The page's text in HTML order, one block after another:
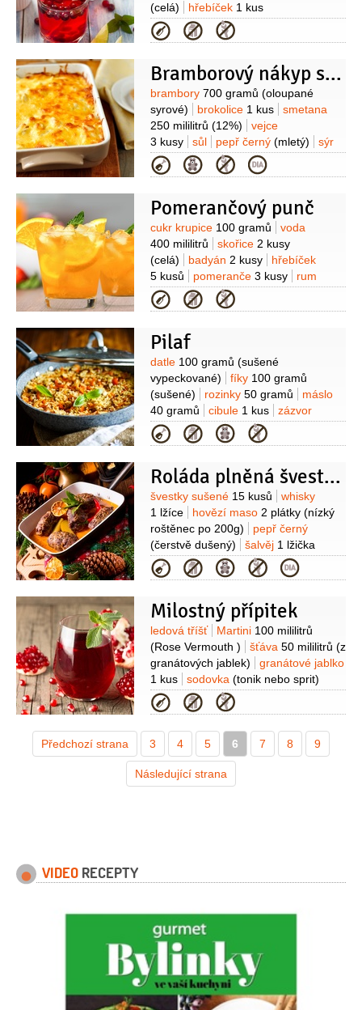
(celá)
hřebíček 1 kus
Kategorie
Bramborový nákyp s krevetami
Suroviny
brambory 700 gramů (oloupané
syrové)
brokolice 1 kus
smetana
250 mililitrů (12%)
vejce
3 kusy
sůl pepř černý (mletý)
sýr
Čedar100 gramů
(nastrouhaný)
krevety200 gramů
vymazání formy)
Kategorie
Pomerančový punč
Suroviny
cukr krupice 100 gramů
voda
400 mililitrů
skořice 2 kusy
(celá)
badyán 2 kusy
hřebíček
5 kusů
pomeranče 3 kusy
rum
hnědý - tuzemský
1 kus
Kategorie
Pilaf
Suroviny
datle 100 gramů (sušené
vypeckované)
fíky 100 gramů
(sušené)
rozinky 50 gramů
máslo
40 gramů
cibule 1 kus
zázvor
40 gramů
(čerstvý oloupaný)
maso250 gramů
1 lžička
paprika feferonka1 kus
Kategorie
Roláda plněná švestkami
Suroviny
švestky sušené 15 kusů
whisky
1 lžíce
hovězí maso 2 plátky (nízký
roštěnec po 200g)
pepř černý
(čerstvě dušený)
šalvěj 1 lžička
(nasekaná)
rozmarýn
2 snítky
klobása2 kusy (krůtí nebo
10 plátků
batáty - sladké brambory
600 gramů
Kategorie
Milostný přípitek
Suroviny
ledová tříšť Martini 100 mililitrů
(Rose Vermouth )
šťáva 50 mililitrů (z
granátových jablek)
granátové jablko
1 kus
sodovka (tonik nebo sprit)
Kategorie
Předchozí strana 3 4 5 6 7 8 9
Následující strana
VIDEO RECEPTY